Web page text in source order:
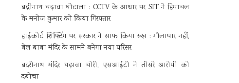
बद्रीनाथ चढ़ावा घोटाला : CCTV के आधार पर SIT ने हिमाचल
के मनोज कुमार को किया गिरफ्तार
हाईकोर्ट शिफ्टिंग पर सरकार ने साफ किया रुख : गौलापार नहीं,
बेल बाबा मंदिर के सामने बनेगा नया परिसर
बदरीनाथ मंदिर चढ़ावा चोरी, एसआईटी ने तीसरे आरोपी को
दबोचा